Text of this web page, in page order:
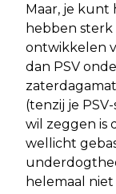
Maar, je kunt
hebben
ontwikkelen
dan PSV
(tenzij je
wil zeggen is
wellicht
helemaal niet